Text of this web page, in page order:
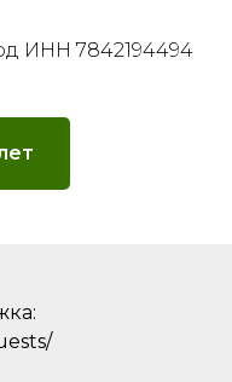
ИНН 7842194494